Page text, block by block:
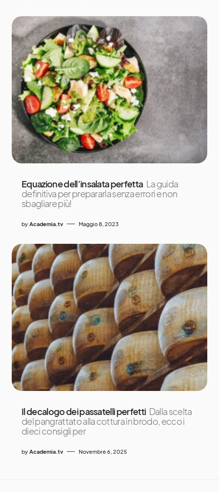
Equazione dell’insalata perfetta La guida
definitiva per prepararla senza errori e non
sbagliare più!
by Academia.tv Maggio 8, 2023
Il decalogo dei passatelli perfetti Dalla scelta
del pangrattato alla cottura in brodo, ecco i
dieci consigli per
by Academia.tv Novembre 6, 2025